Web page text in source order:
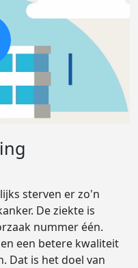
sterven er zo'n
De ziekte is
nummer één.
een betere kwaliteit
Dat is het doel van